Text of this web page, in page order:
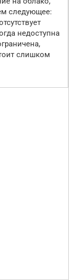
следующее:
недоступна
слишком